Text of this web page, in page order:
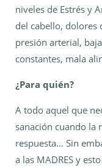
niveles de Estrés y
del cabello, dolores
presión arterial,
constantes, mala
¿Para quién?
A todo aquel que
sanación cuando la
respuesta… Sin
a las MADRES y